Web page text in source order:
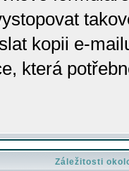
kopii e-
která
Záležitosti